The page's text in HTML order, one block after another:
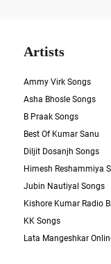
Artists
Ammy Virk Songs
Asha Bhosle Songs
B Praak Songs
Best Of Kumar Sanu
Diljit Dosanjh Songs
Himesh Reshammiya
Jubin Nautiyal Songs
Kishore Kumar Radio
KK Songs
Lata Mangeshkar